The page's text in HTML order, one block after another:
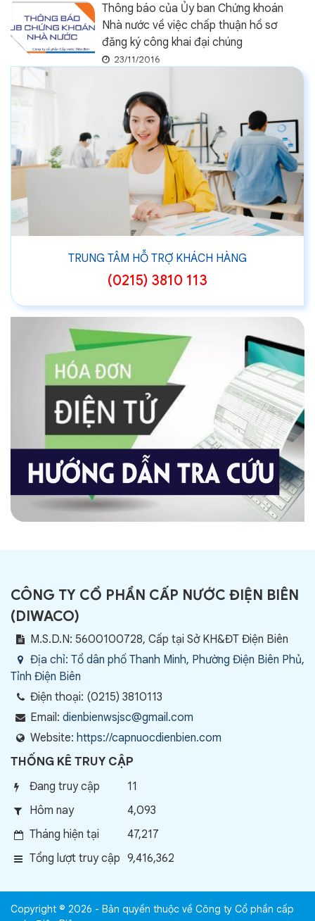
Thông báo của Ủy ban Chứng khoán
Nhà nước về việc chấp thuận hồ sơ
đăng ký công khai đại chúng
23/11/2016
TRUNG TÂM HỖ TRỢ KHÁCH HÀNG
(0215) 3810 113
CÔNG TY CỔ PHẦN CẤP NƯỚC ĐIỆN BIÊN
(DIWACO)
M.S.D.N: 5600100728, Cấp tại Sở KH&ĐT Điện Biên
Địa chỉ: Tổ dân phố Thanh Minh, Phường Điện Biên Phủ,
Tỉnh Điện Biên
Điện thoại: (0215) 3810113
Email: dienbienwsjsc@gmail.com
Website: https://capnuocdienbien.com
THỐNG KÊ TRUY CẬP
Đang truy cập
11
Hôm nay
4,093
Tháng hiện tại
47,217
Tổng lượt truy cập 9,416,362
Copyright © 2026 - Bản quyền thuộc về Công ty Cổ phần cấp